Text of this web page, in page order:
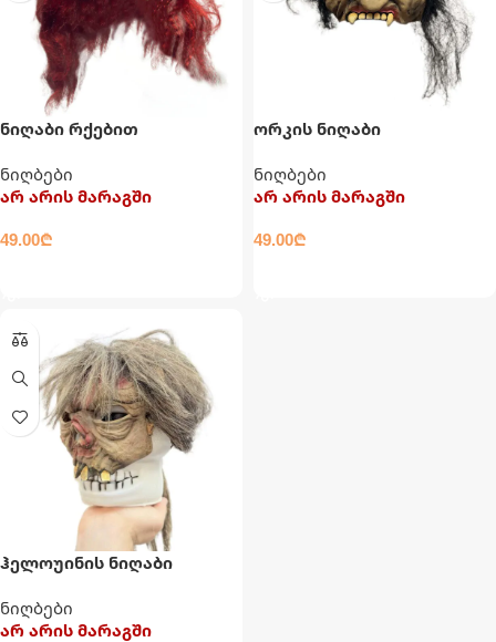
ნიღაბი რქებით
ნიღბები
არ არის მარაგში
49.00₾
ორკის ნიღაბი
ნიღბები
არ არის მარაგში
49.00₾
ჰელოუინის ნიღაბი
ნიღბები
არ არის მარაგში